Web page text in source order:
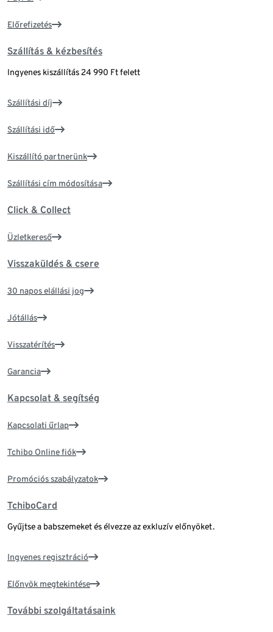
Előrefizetés
Szállítás & kézbesítés
Ingyenes kiszállítás 24 990 Ft felett
Szállítási díj
Szállítási idő
Kiszállító partnerünk
Szállítási cím módosítása
Click & Collect
Üzletkereső
Visszaküldés & csere
30 napos elállási jog
Jótállás
Visszatérítés
Garancia
Kapcsolat & segítség
Kapcsolati űrlap
Tchibo Online fiók
Promóciós szabályzatok
TchiboCard
Gyűjtse a babszemeket és élvezze az exkluzív előnyöket.
Ingyenes regisztráció
Előnyök megtekintése
További szolgáltatásaink